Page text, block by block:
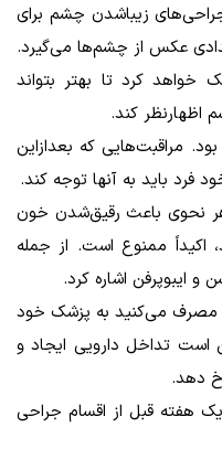
زیباشدن چشم برای
عکس از چشم‌ها می‌گیرد.
کرد تا بهتر بتواند
اظهارنظر کند.
مراقبت‌هایی که بعدازاین
فرد باید به آنها توجه کند.
نحوی باعث رقیق‌شدن خون
اکیداً ممنوع است. از جمله
و ایبوپرفن اشاره کرد.
مصرف می‌کنید به پزشک خود
تداخل دارویی ایجاد و
دهد.
هفته قبل از اقسام جراحی